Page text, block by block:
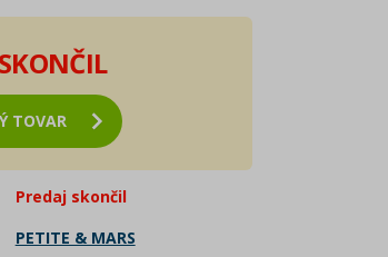
TOVAR
Predaj skončil
PETITE & MARS